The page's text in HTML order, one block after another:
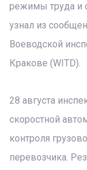
режимы труда и
узнал из
Воеводской
Кракове (WITD).
28 августа
скоростной
контроля
перевозчика.